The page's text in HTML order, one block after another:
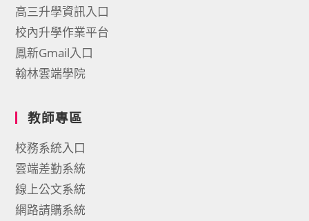
高三升學資訊入口
校內升學作業平台
鳳新Gmail入口
翰林雲端學院
教師專區
校務系統入口
雲端差勤系統
線上公文系統
網路請購系統